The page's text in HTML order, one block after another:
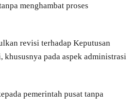
menghambat proses
revisi terhadap Keputusan
pada aspek administrasi
pemerintah pusat tanpa